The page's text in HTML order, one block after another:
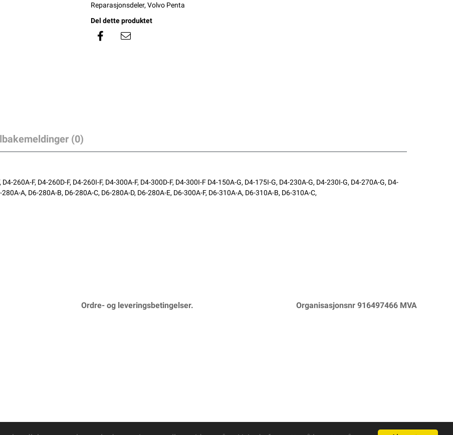
Reparasjonsdeler, Volvo Penta
Del dette produktet
(0)
260A-F, D4-260D-F, D4-260I-F, D4-300A-F, D4-300D-F, D4-300I-F D4-150A-G, D4-175I-G, D4-230A-G, D4-230I-G, D4-270A-G, D4-
A, D6-280A-B, D6-280A-C, D6-280A-D, D6-280A-E, D6-300A-F, D6-310A-A, D6-310A-B, D6-310A-C,
Ordre- og leveringsbetingelser. Organisasjonsnr 916497466 MVA